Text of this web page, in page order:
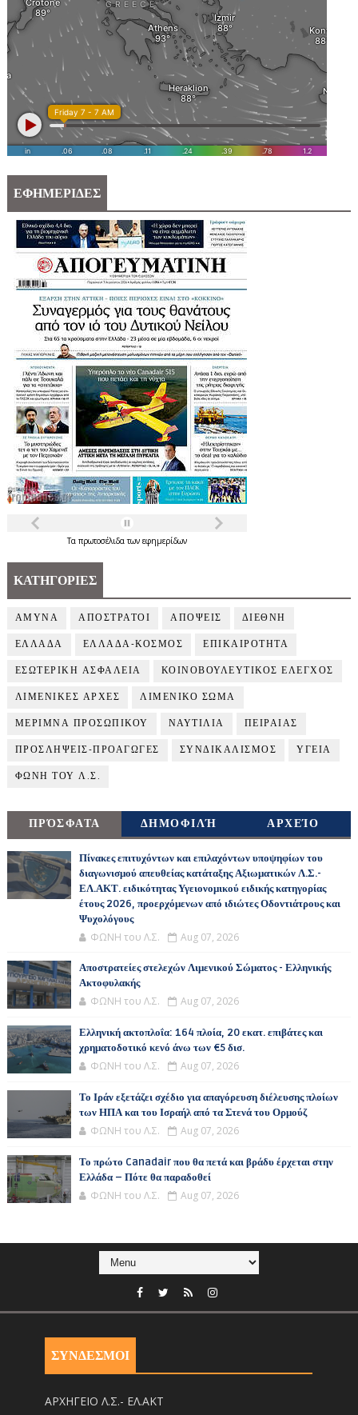
ΕΦΗΜΕΡΙΔΕΣ
Τα πρωτοσέλιδατων εφημερίδων
ΚΑΤΗΓΟΡΙΕΣ
ΑΜΥΝΑ ΑΠΟΣΤΡΑΤΟΙ ΑΠΟΨΕΙΣ ΔΙΕΘΝΗ
ΕΛΛΑΔΑ ΕΛΛΑΔΑ-ΚΟΣΜΟΣ ΕΠΙΚΑΙΡΟΤΗΤΑ
ΕΣΩΤΕΡΙΚΗ ΑΣΦΑΛΕΙΑ ΚΟΙΝΟΒΟΥΛΕΥΤΙΚΟΣ ΕΛΕΓΧΟΣ
ΛΙΜΕΝΙΚΕΣ ΑΡΧΕΣ ΛΙΜΕΝΙΚΟ ΣΩΜΑ
ΜΕΡΙΜΝΑ ΠΡΟΣΩΠΙΚΟΥ ΝΑΥΤΙΛΙΑ ΠΕΙΡΑΙΑΣ
ΠΡΟΣΛΗΨΕΙΣ-ΠΡΟΑΓΩΓΕΣ ΣΥΝΔΙΚΑΛΙΣΜΟΣ ΥΓΕΙΑ
ΦΩΝΗ ΤΟΥ Λ.Σ.
ΠΡΌΣΦΑΤΑ ΔΗΜΟΦΙΛΉ ΑΡΧΕΊΟ
Πίνακες επιτυχόντων και επιλαχόντων υποψηφίων του
διαγωνισμού απευθείας κατάταξης Αξιωματικών Λ.Σ.-
ΕΛ.ΑΚΤ. ειδικότητας Υγειονομικού ειδικής κατηγορίας
έτους 2026, προερχόμενων από ιδιώτες Οδοντιάτρους και
Ψυχολόγους
ΦΩΝΗ του Λ.Σ. Aug 07, 2026
Αποστρατείες στελεχών Λιμενικού Σώματος - Ελληνικής
Ακτοφυλακής
ΦΩΝΗ του Λ.Σ. Aug 07, 2026
Ελληνική ακτοπλοΐα: 164 πλοία, 20 εκατ. επιβάτες και
χρηματοδοτικό κενό άνω των €5 δισ.
ΦΩΝΗ του Λ.Σ. Aug 07, 2026
Το Ιράν εξετάζει σχέδιο για απαγόρευση διέλευσης πλοίων
των ΗΠΑ και του Ισραήλ από τα Στενά του Ορμούζ
ΦΩΝΗ του Λ.Σ. Aug 07, 2026
Το πρώτο Canadair που θα πετά και βράδυ έρχεται στην
Ελλάδα – Πότε θα παραδοθεί
ΦΩΝΗ του Λ.Σ. Aug 07, 2026
ΣΥΝΔΕΣΜΟΙ
ΑΡΧΗΓΕΙΟ Λ.Σ.- ΕΛ.ΑΚΤ